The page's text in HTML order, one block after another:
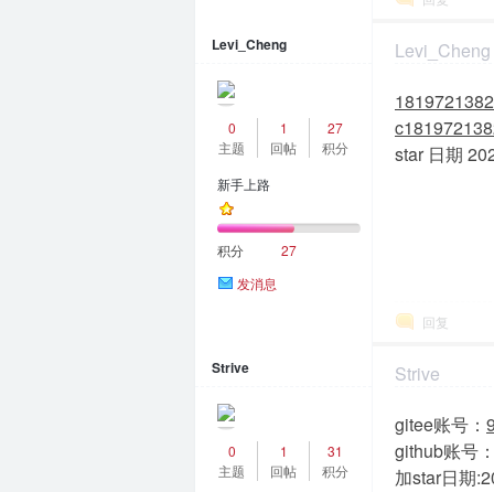
Levi_Cheng
0
主题
1
回帖
27
积分
新手上路
积分
27
发消息
Levi_Cheng
star 日期
回复
Strive
0
主题
1
回帖
31
积分
Strive
gitee账号：
github账号：
加star日期